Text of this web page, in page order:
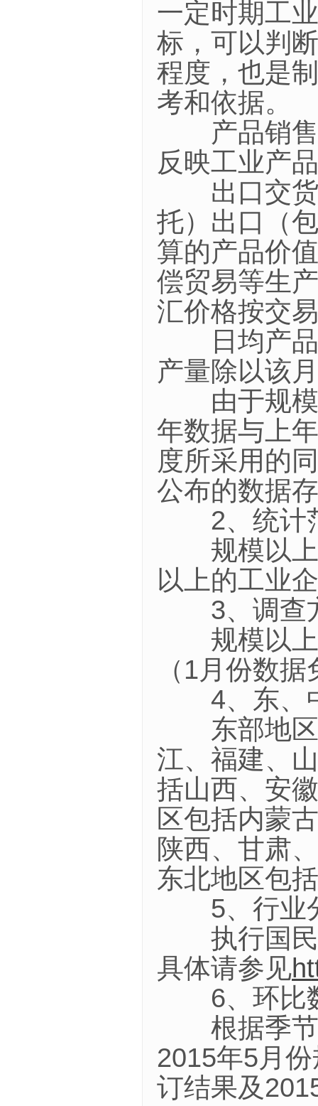
一定时期工
标，可以判
程度，也是
考和依据。
产品销售
反映工业产
出口交货
托）出口（
算的产品价
偿贸易等生
汇价格按交
日均产品
产量除以该
由于规模
年数据与上
度所采用的
公布的数据
2、统计
规模以上
以上的工业
3、调查
规模以上
（1月份数
4、东、中
东部地区
江、福建、
括山西、安
区包括内蒙
陕西、甘肃
东北地区包
5、行业
执行国民
具体请参见
6、环比
根据季节
2015年5月
订结果及